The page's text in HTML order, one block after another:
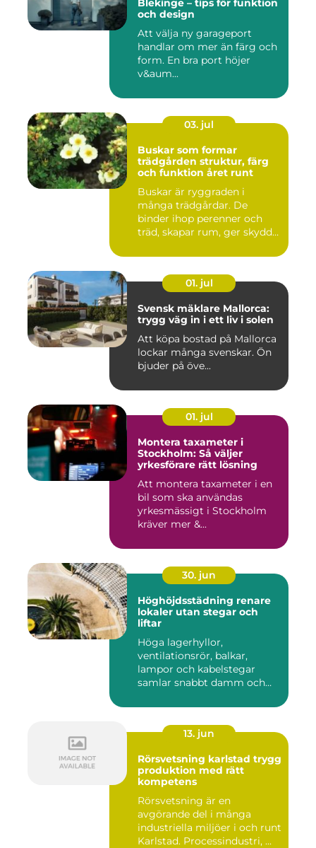
Blekinge – tips för funktion
och design
Att välja ny garageport
handlar om mer än färg och
form. En bra port höjer
v&aum...
03. jul
Buskar som formar
trädgården struktur, färg
och funktion året runt
Buskar är ryggraden i
många trädgårdar. De
binder ihop perenner och
träd, skapar rum, ger skydd
01. jul
Svensk mäklare Mallorca:
trygg väg in i ett liv i solen
Att köpa bostad på Mallorca
lockar många svenskar. Ön
bjuder på öve...
01. jul
Montera taxameter i
Stockholm: Så väljer
yrkesförare rätt lösning
Att montera taxameter i en
bil som ska användas
yrkesmässigt i Stockholm
kräver mer &...
30. jun
Höghöjdsstädning renare
lokaler utan stegar och
liftar
Höga lagerhyllor,
ventilationsrör, balkar,
lampor och kabelstegar
samlar snabbt damm och
13. jun
Rörsvetsning karlstad trygg
produktion med rätt
kompetens
Rörsvetsning är en
avgörande del i många
industriella miljöer i och runt
Karlstad. Processindustri, ...